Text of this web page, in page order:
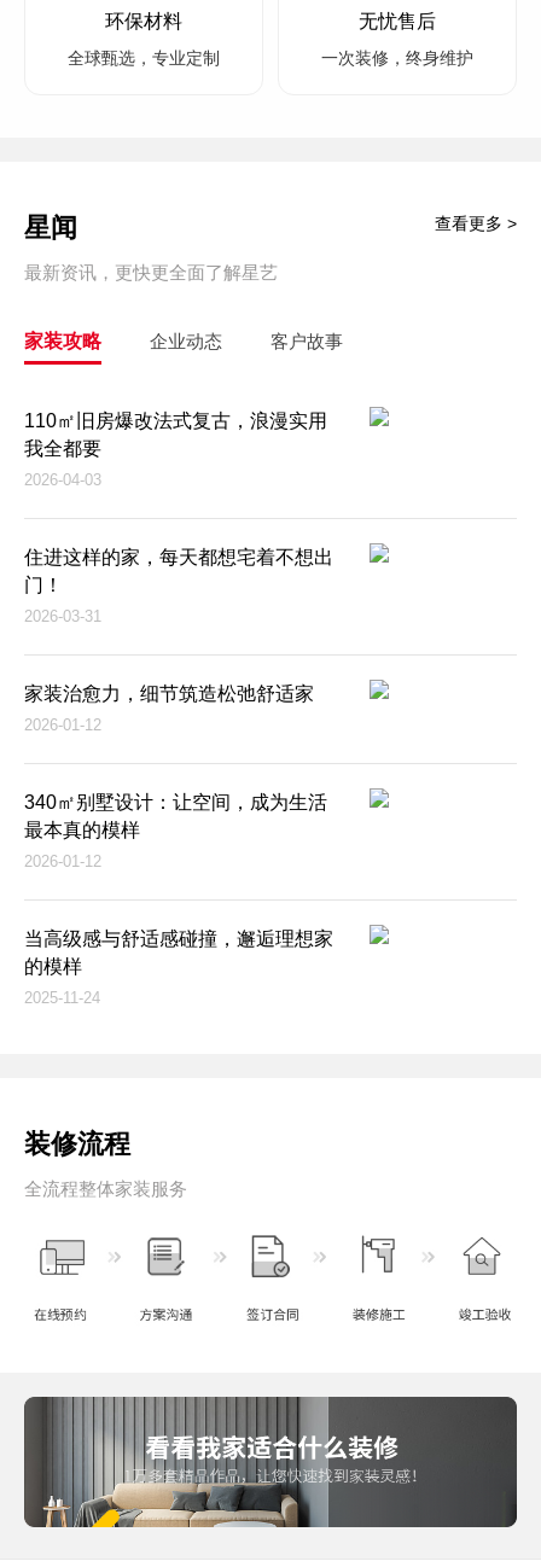
环保材料
全球甄选，专业定制
无忧售后
一次装修，终身维护
星闻
最新资讯，更快更全面了解星艺
查看更多 >
家装攻略 企业动态 客户故事
110㎡旧房爆改法式复古，浪漫实用
我全都要
2026-04-03
住进这样的家，每天都想宅着不想出
门！
2026-03-31
家装治愈力，细节筑造松弛舒适家
2026-01-12
340㎡别墅设计：让空间，成为生活
最本真的模样
2026-01-12
当高级感与舒适感碰撞，邂逅理想家
的模样
2025-11-24
装修流程
全流程整体家装服务